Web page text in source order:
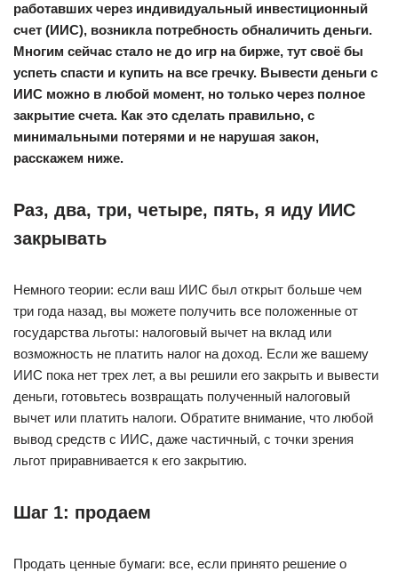
работавших через индивидуальный инвестиционный
счет (ИИС), возникла потребность обналичить деньги.
Многим сейчас стало не до игр на бирже, тут своё бы
успеть спасти и купить на все гречку. Вывести деньги с
ИИС можно в любой момент, но только через полное
закрытие счета. Как это сделать правильно, с
минимальными потерями и не нарушая закон,
расскажем ниже.
Раз, два, три, четыре, пять, я иду ИИС
закрывать
Немного теории: если ваш ИИС был открыт больше чем
три года назад, вы можете получить все положенные от
государства льготы: налоговый вычет на вклад или
возможность не платить налог на доход. Если же вашему
ИИС пока нет трех лет, а вы решили его закрыть и вывести
деньги, готовьтесь возвращать полученный налоговый
вычет или платить налоги. Обратите внимание, что любой
вывод средств с ИИС, даже частичный, с точки зрения
льгот приравнивается к его закрытию.
Шаг 1: продаем
Продать ценные бумаги: все, если принято решение о